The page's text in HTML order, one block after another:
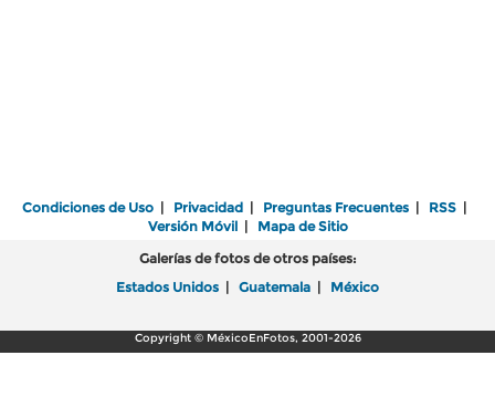
Condiciones de Uso | Privacidad | Preguntas Frecuentes | RSS |
Versión Móvil| Mapa de Sitio
Galerías de fotos de otros países:
Estados Unidos | Guatemala | México
Copyright © MéxicoEnFotos, 2001-2026